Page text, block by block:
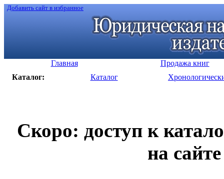
Добавить сайт в избранное
Главная
Продажа книг
Каталог:
Каталог
Скоро: доступ к
на